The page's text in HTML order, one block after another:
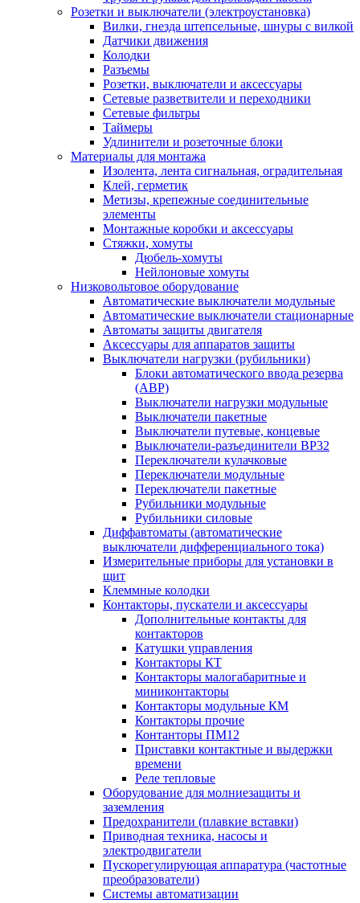
Розетки и выключатели (электроустановка)
Вилки, гнезда штепсельные, шнуры с вилкой
Датчики движения
Колодки
Разъемы
Розетки, выключатели и аксессуары
Сетевые разветвители и переходники
Сетевые фильтры
Таймеры
Удлинители и розеточные блоки
Материалы для монтажа
Изолента, лента сигнальная, оградительная
Клей, герметик
Метизы, крепежные соединительные
элементы
Монтажные коробки и аксессуары
Стяжки, хомуты
Дюбель-хомуты
Нейлоновые хомуты
Низковольтовое оборудование
Автоматические выключатели модульные
Автоматические выключатели стационарные
Автоматы защиты двигателя
Аксессуары для аппаратов защиты
Выключатели нагрузки (рубильники)
Блоки автоматического ввода резерва
(АВР)
Выключатели нагрузки модульные
Выключатели пакетные
Выключатели путевые, концевые
Выключатели-разъединители ВР32
Переключатели кулачковые
Переключатели модульные
Переключатели пакетные
Рубильники модульные
Рубильники силовые
Диффавтоматы (автоматические
выключатели дифференциального тока)
Измерительные приборы для установки в
щит
Клеммные колодки
Контакторы, пускатели и аксессуары
Дополнительные контакты для
контакторов
Катушки управления
Контакторы КТ
Контакторы малогабаритные и
миниконтакторы
Контакторы модульные КМ
Контакторы прочие
Контанторы ПМ12
Приставки контактные и выдержки
времени
Реле тепловые
Оборудование для молниезащиты и
заземления
Предохранители (плавкие вставки)
Приводная техника, насосы и
электродвигатели
Пускорегулирующая аппаратура (частотные
преобразователи)
Системы автоматизации